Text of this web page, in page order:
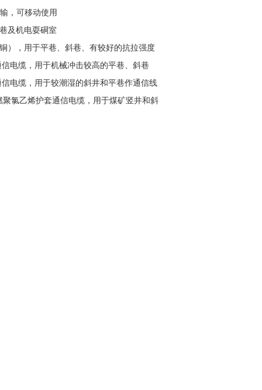
，可移动使用
及机电耍硐室
），用于平巷、斜巷、有较好的抗拉强度
电缆，用于机械冲击较高的平巷、斜巷
电缆，用于较潮湿的斜井和平巷作通信线
氯乙烯护套通信电缆，用于煤矿竖井和斜